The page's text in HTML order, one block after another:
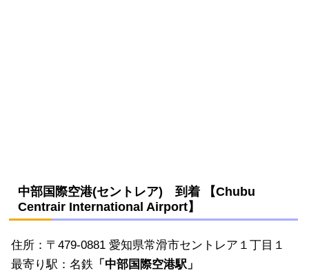
中部国際空港(セントレア) 到着 【Chubu
Centrair International Airport】
住所：〒479-0881 愛知県常滑市セントレア１丁目１
最寄り駅：名鉄 「中部国際空港駅」